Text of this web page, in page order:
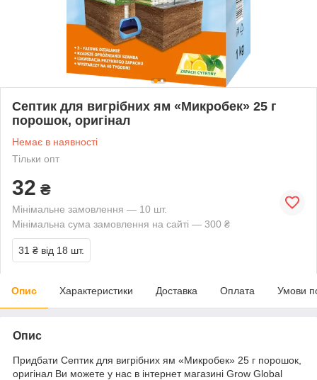
Септик для вигрібних ям «Микробек» 25 г
порошок, оригінал
Немає в наявності
Тільки опт
32 ₴
Мінімальне замовлення — 10 шт.
Мінімальна сума замовлення на сайті — 300 ₴
31 ₴ від 18 шт.
Опис Характеристики Доставка Оплата Умови
Опис
Придбати Септик для вигрібних ям «Микробек» 25 г порошок,
оригінал Ви можете у нас в інтернет магазині Grow Global